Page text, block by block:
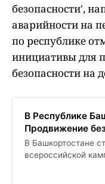
безопасности',
аварийности на
по республике
инициативы для
безопасности на
В Республике
Продвижение
В Башкортостане
всероссийской